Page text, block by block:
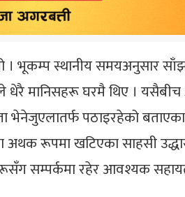
भूकम्प स्थानीय समयअनुसार
मानिसहरू घरमै थिए । यसैबीच
भेनेजुएलातर्फ पठाइरहेको
रूपमा खटिएका साहसी
सम्पर्कमा रहेर आवश्यक